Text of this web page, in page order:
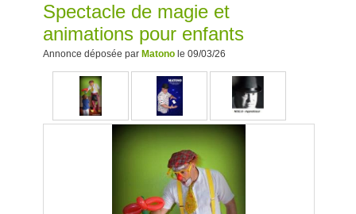
Spectacle de magie et
animations pour enfants
Annonce déposée par Matono le 09/03/26